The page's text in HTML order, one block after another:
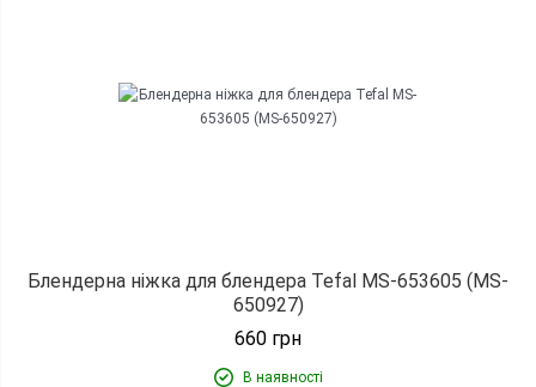
Блендерна ніжка для блендера Tefal MS-653605 (MS-
650927)
660 грн
В наявності